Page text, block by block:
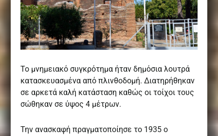
Το μνημειακό συγκρότημα ήταν δημόσια λουτρά
κατασκευασμένα από πλινθοδομή. Διατηρήθηκαν
σε αρκετά καλή κατάσταση καθώς οι τοίχοι τους
σώθηκαν σε ύψος 4 μέτρων.
Την ανασκαφή πραγματοποίησε το 1935 ο